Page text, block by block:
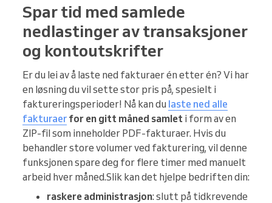
Spar tid med samlede
nedlastinger av transaksjoner
og kontoutskrifter
Er du lei av å laste ned fakturaer én etter én? Vi har
en løsning du vil sette stor pris på, spesielt i
faktureringsperioder! Nå kan du laste ned alle
fakturaer for en gitt måned samlet i form av en
ZIP-fil som inneholder PDF-fakturaer. Hvis du
behandler store volumer ved fakturering, vil denne
funksjonen spare deg for flere timer med manuelt
arbeid hver måned.Slik kan det hjelpe bedriften din:
raskere administrasjon: slutt på tidkrevende